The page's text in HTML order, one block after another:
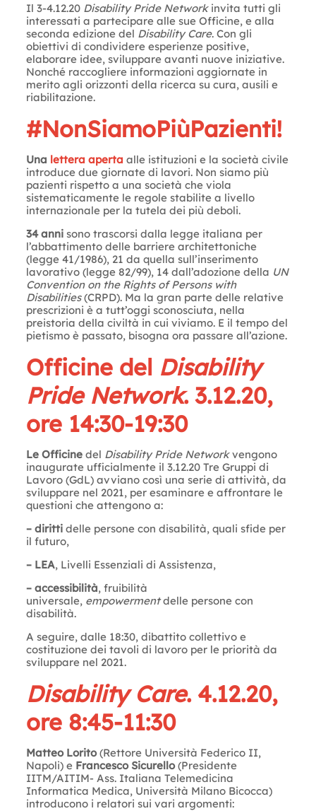
Il 3-4.12.20 Disability Pride Networkinvita tutti gli
interessati a partecipare alle sue Officine, e alla
seconda edizione del Disability Care. Con gli
obiettivi di condividere esperienze positive,
elaborare idee, sviluppare avanti nuove iniziative.
Nonché raccogliere informazioni aggiornate in
merito agli orizzonti della ricerca su cura, ausili e
riabilitazione.
#NonSiamoPiùPazienti!
Una lettera aperta alle istituzioni e la società civile
introduce due giornate di lavori. Non siamo più
pazienti rispetto a una società che viola
sistematicamente le regole stabilite a livello
internazionale per la tutela dei più deboli.
34 anni sono trascorsi dalla legge italiana per
l’abbattimento delle barriere architettoniche
(legge 41/1986), 21 da quella sull’inserimento
lavorativo (legge 82/99), 14 dall’adozione della UN
Convention on the Rights of Persons with
Disabilities(CRPD). Ma la gran parte delle relative
prescrizioni è a tutt’oggi sconosciuta, nella
preistoria della civiltà in cui viviamo. E il tempo del
pietismo è passato, bisogna ora passare all’azione.
Officine del Disability
Pride Network. 3.12.20,
ore 14:30-19:30
Le Officinedel Disability Pride Networkvengono
inaugurate ufficialmente il 3.12.20 Tre Gruppi di
Lavoro (GdL) avviano così una serie di attività, da
sviluppare nel 2021, per esaminare e affrontare le
questioni che attengono a:
– diritti delle persone con disabilità, quali sfide per
il futuro,
– LEA, Livelli Essenziali di Assistenza,
– accessibilità, fruibilità
universale, empowermentdelle persone con
disabilità.
A seguire, dalle 18:30, dibattito collettivo e
costituzione dei tavoli di lavoro per le priorità da
sviluppare nel 2021.
Disability Care. 4.12.20,
ore 8:45-11:30
Matteo Lorito(Rettore Università Federico II,
Napoli) e Francesco Sicurello(Presidente
IITM/AITIM- Ass. Italiana Telemedicina
Informatica Medica, Università Milano Bicocca)
introducono i relatori sui vari argomenti: